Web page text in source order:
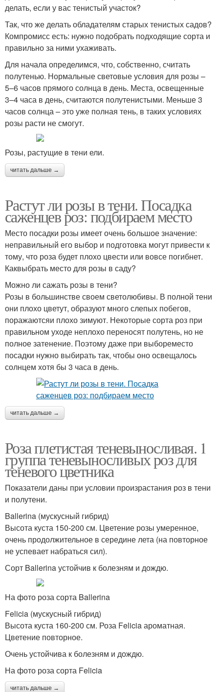
делать, если у вас тенистый участок?
Так, что же делать обладателям старых тенистых садов?
Компромисс есть: нужно подобрать подходящие сорта и
правильно за ними ухаживать.
Для начала определимся, что, собственно, считать
полутенью. Нормальные световые условия для розы –
5–6 часов прямого солнца в день. Места, освещенные
3–4 часа в день, считаются полутенистыми. Меньше 3
часов солнца – это уже полная тень, в таких условиях
розы расти не смогут.
Розы, растущие в тени ели.
читать дальше →
Растут ли розы в тени. Посадка
саженцев роз: подбираем место
Место посадки розы имеет очень большое значение:
неправильный его выбор и подготовка могут привести к
тому, что роза будет плохо цвести или вовсе погибнет.
Каквыбрать место для розы в саду?
Можно ли сажать розы в тени?
Розы в большинстве своем светолюбивы. В полной тени
они плохо цветут, образуют много слепых побегов,
поражаютсяи плохо зимуют. Некоторые сорта роз при
правильном уходе неплохо переносят полутень, но не
полное затенение. Поэтому даже при выбореместо
посадки нужно выбирать так, чтобы оно освещалось
солнцем хотя бы 3 часа в день.
читать дальше →
Роза плетистая теневыносливая. 1
группа теневыносливых роз для
теневого цветника
Показатели даны при условии произрастания роз в тени
и полутени.
Ballerina (мускусный гибрид)
Высота куста 150-200 см. Цветение розы умеренное,
очень продолжительное в середине лета (на повторное
не успевает набраться сил).
Сорт Ballerina устойчив к болезням и дождю.
На фото роза сорта Ballerina
Felicia (мускусный гибрид)
Высота куста 160-200 см. Роза Felicia ароматная.
Цветение повторное.
Очень устойчива к болезням и дождю.
На фото роза сорта Felicia
читать дальше →